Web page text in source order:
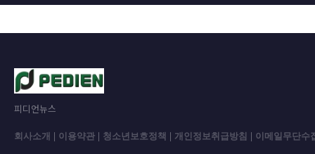
피디언뉴스
회사소개 이용약관 청소년보호정책 개인정보취급방침 이메일무단수